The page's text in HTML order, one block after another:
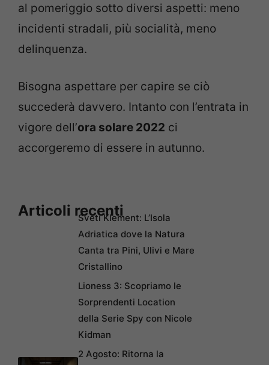
al pomeriggio sotto diversi aspetti: meno
incidenti stradali, più socialità, meno
delinquenza.
Bisogna aspettare per capire se ciò
succederà davvero. Intanto con l’entrata in
vigore dell’ora solare 2022 ci
accorgeremo di essere in autunno.
Articoli recentiSveti Klement: L’Isola
Adriatica dove la Natura
Canta tra Pini, Ulivi e Mare
Cristallino
Lioness 3: Scopriamo le
Sorprendenti Location
della Serie Spy con Nicole
Kidman
2 Agosto: Ritorna la